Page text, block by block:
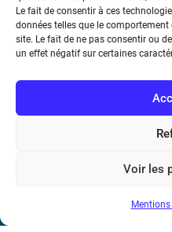
Le fait de consentir à ces
données telles que le
site. Le fait de ne pas consentir ou
un effet négatif sur certaines
Voir les
Mentions
Marie Ampère
Conditions
Mentions légales
N° de SIREN : 785 393 232,
communautaire : FR44 785